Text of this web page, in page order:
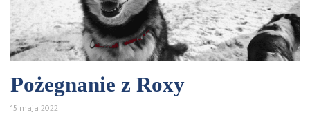
Pożegnanie z Roxy
15 maja 2022